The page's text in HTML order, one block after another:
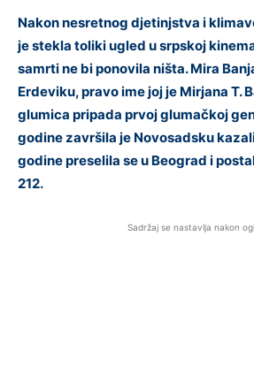
Nakon nesretnog djetinjstva i
je stekla toliki ugled u srpskoj
samrti ne bi ponovila ništa. Mira
Erdeviku, pravo ime joj je Mirjana T.
glumica pripada prvoj glumačkoj
godine završila je Novosadsku
godine preselila se u Beograd i
212.
Sadržaj se nastavlja nakon